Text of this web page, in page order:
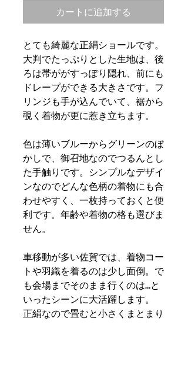
カートに追加する
とても綺麗な正絹ショールです。
大判でたっぷりとした生地は、後
ろは帯ががすっぽり隠れ、前にも
ドレープができる大きさです。フ
リンジも手が込んでいて、裾から
覗く着物が更に惹き立ちます。
色は薄いブルーからグリーンのぼ
かしで、御召地なのでつるんとし
た手触りです。シンプルなデザイ
ンなのでどんな色柄の着物にも合
わせやすく、一枚持っておくと便
利です。年齢や着物の格も選びま
せん。
車移動が多い佐賀では、着物コー
トや羽織を着るのは少し面倒。で
も会場までそのまま行くのは…と
いったシーンに大活躍します。
正絹なので畳むと小さくまとまり